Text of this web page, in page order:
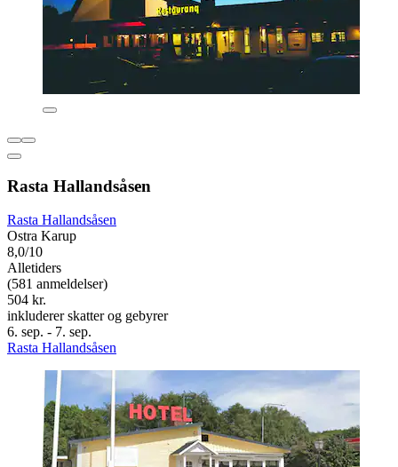
Rasta Hallandsåsen
Rasta Hallandsåsen
Ostra Karup
8,0/10
Alletiders
(581 anmeldelser)
504 kr.
inkluderer skatter og gebyrer
6. sep. - 7. sep.
Rasta Hallandsåsen